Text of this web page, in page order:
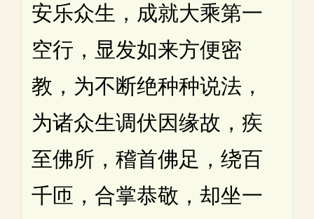
安乐众生，成就大乘第一
空行，显发如来方便密
教，为不断绝种种说法，
为诸众生调伏因缘故，疾
至佛所，稽首佛足，绕百
千匝，合掌恭敬，却坐一